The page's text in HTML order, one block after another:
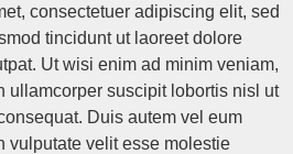
consectetuer adipiscing elit, sed
tincidunt ut laoreet dolore
Ut wisi enim ad minim veniam,
ullamcorper suscipit lobortis nisl ut
Duis autem vel eum
vulputate velit esse molestie